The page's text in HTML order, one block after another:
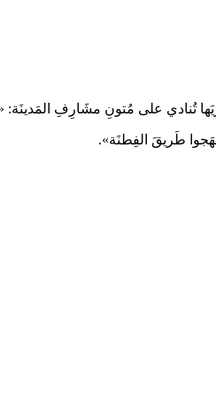
تُنادي على مُتونِ مشَارِفِ المَدينَة:
طَريقَ الفِطنَة».